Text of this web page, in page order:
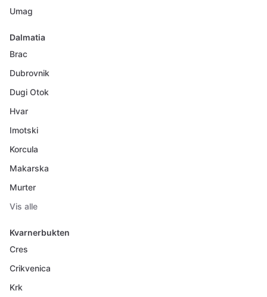
Umag
Dalmatia
Brac
Dubrovnik
Dugi Otok
Hvar
Imotski
Korcula
Makarska
Murter
Vis alle
Kvarnerbukten
Cres
Crikvenica
Krk